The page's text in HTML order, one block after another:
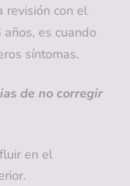
revisión con el
es cuando
síntomas.
de no corregir
en el